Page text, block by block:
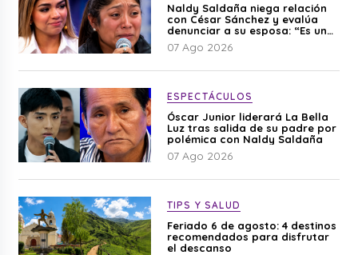
Naldy Saldaña niega relación
con César Sánchez y evalúa
denunciar a su esposa: “Es una
difamación”
07 Ago 2026
ESPECTÁCULOS
Óscar Junior liderará La Bella
Luz tras salida de su padre por
polémica con Naldy Saldaña
07 Ago 2026
TIPS Y SALUD
Feriado 6 de agosto: 4 destinos
recomendados para disfrutar
el descanso